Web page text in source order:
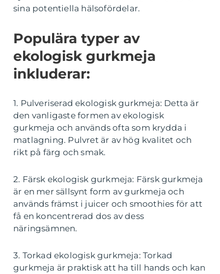
sina potentiella hälsofördelar.
Populära typer av
ekologisk gurkmeja
inkluderar:
1. Pulveriserad ekologisk gurkmeja: Detta är
den vanligaste formen av ekologisk
gurkmeja och används ofta som krydda i
matlagning. Pulvret är av hög kvalitet och
rikt på färg och smak.
2. Färsk ekologisk gurkmeja: Färsk gurkmeja
är en mer sällsynt form av gurkmeja och
används främst i juicer och smoothies för att
få en koncentrerad dos av dess
näringsämnen.
3. Torkad ekologisk gurkmeja: Torkad
gurkmeja är praktisk att ha till hands och kan